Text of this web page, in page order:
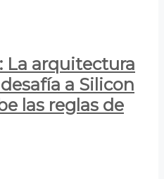
La arquitectura
a Silicon
las reglas de